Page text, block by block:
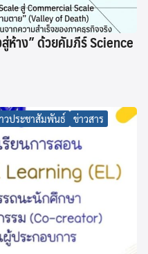
ห้าง” ด้วยคัมภีร์ Science
วประชาสัมพันธ์ ข่าวสาร